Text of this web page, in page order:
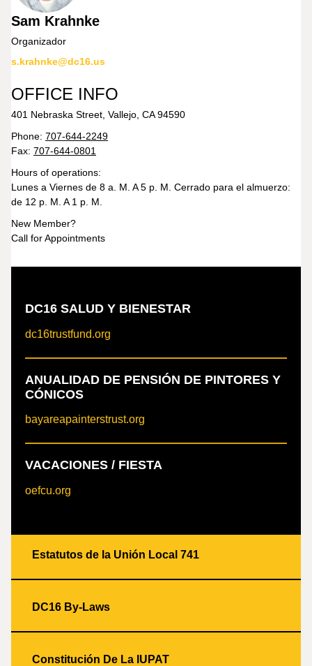
Sam Krahnke
Organizador
s.krahnke@dc16.us
OFFICE INFO
401 Nebraska Street, Vallejo, CA 94590
Phone: 707-644-2249
Fax: 707-644-0801
Hours of operations:
Lunes a Viernes de 8 a. M. A 5 p. M. Cerrado para el almuerzo:
de 12 p. M. A 1 p. M.
New Member?
Call for Appointments
DC16 SALUD Y BIENESTAR
dc16trustfund.org
ANUALIDAD DE PENSIÓN DE PINTORES Y
CÓNICOS
bayareapainterstrust.org
VACACIONES / FIESTA
oefcu.org
Estatutos de la Unión Local 741
DC16 By-Laws
Constitución De La IUPAT